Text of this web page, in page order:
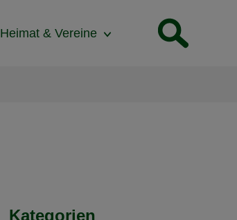
Heimat & Vereine
Kategorien